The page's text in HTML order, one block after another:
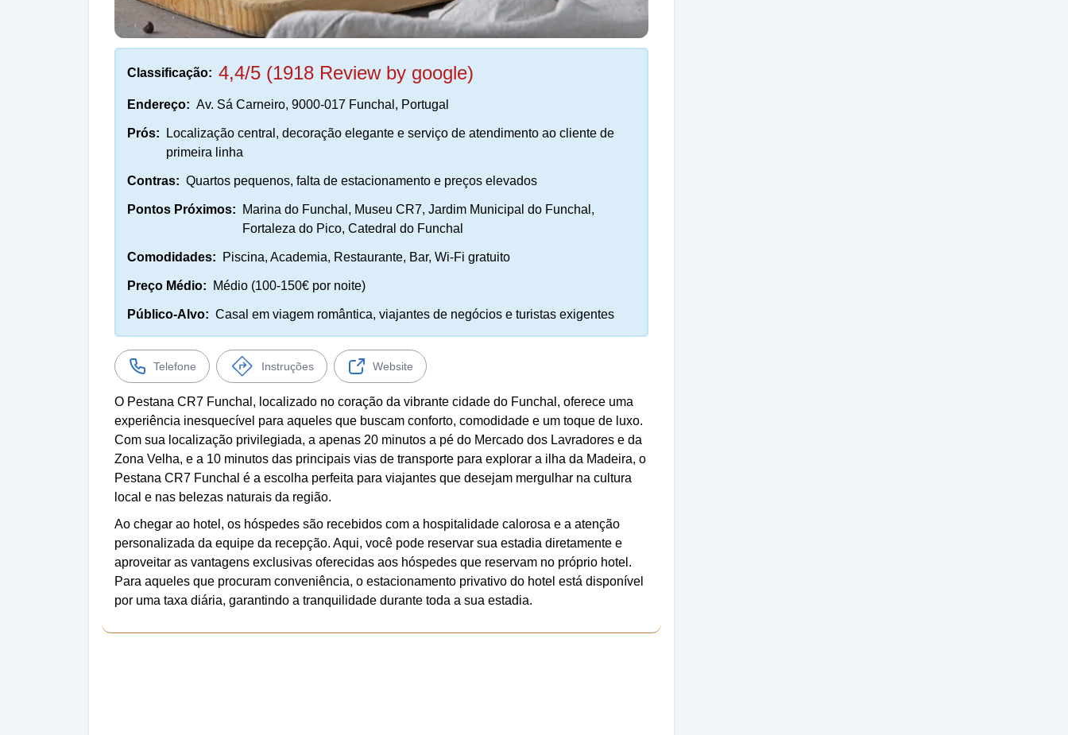
Classificação: 4,4/5 (1918 Review by google)
Endereço: Av. Sá Carneiro, 9000-017 Funchal, Portugal
Prós:
Localização central, decoração elegante e serviço de atendimento ao cliente de
primeira linha
Contras: Quartos pequenos, falta de estacionamento e preços elevados
Pontos Próximos:
Marina do Funchal, Museu CR7, Jardim Municipal do Funchal,
Fortaleza do Pico, Catedral do Funchal
Comodidades: Piscina, Academia, Restaurante, Bar, Wi-Fi gratuito
Preço Médio: Médio (100-150€ por noite)
Público-Alvo: Casal em viagem romântica, viajantes de negócios e turistas exigentes
Telefone Instruções Website
O Pestana CR7 Funchal, localizado no coração da vibrante cidade do Funchal, oferece uma
experiência inesquecível para aqueles que buscam conforto, comodidade e um toque de luxo.
Com sua localização privilegiada, a apenas 20 minutos a pé do Mercado dos Lavradores e da
Zona Velha, e a 10 minutos das principais vias de transporte para explorar a ilha da Madeira, o
Pestana CR7 Funchal é a escolha perfeita para viajantes que desejam mergulhar na cultura
local e nas belezas naturais da região.
Ao chegar ao hotel, os hóspedes são recebidos com a hospitalidade calorosa e a atenção
personalizada da equipe da recepção. Aqui, você pode reservar sua estadia diretamente e
aproveitar as vantagens exclusivas oferecidas aos hóspedes que reservam no próprio hotel.
Para aqueles que procuram conveniência, o estacionamento privativo do hotel está disponível
por uma taxa diária, garantindo a tranquilidade durante toda a sua estadia.